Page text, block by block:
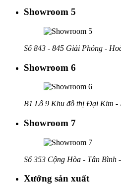
Showroom 5
Số 843 - 845 Giải Phóng -
Showroom 6
B1 Lô 9 Khu đô thị Đại Kim -
Showroom 7
Số 353 Cộng Hòa - Tân Bình
Xưởng sản xuất